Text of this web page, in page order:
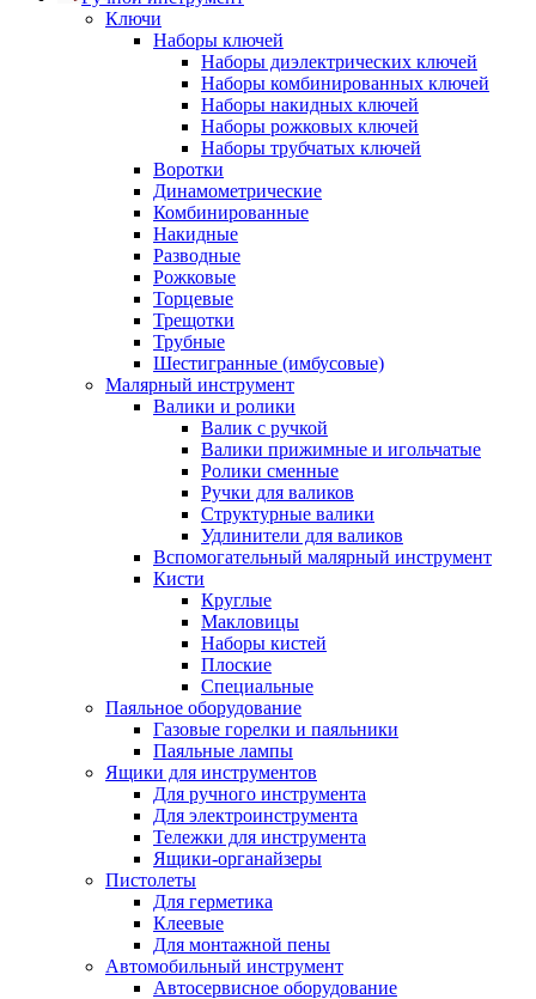
Ключи
Наборы ключей
Наборы диэлектрических ключей
Наборы комбинированных ключей
Наборы накидных ключей
Наборы рожковых ключей
Наборы трубчатых ключей
Воротки
Динамометрические
Комбинированные
Накидные
Разводные
Рожковые
Торцевые
Трещотки
Трубные
Шестигранные (имбусовые)
Малярный инструмент
Валики и ролики
Валик с ручкой
Валики прижимные и игольчатые
Ролики сменные
Ручки для валиков
Структурные валики
Удлинители для валиков
Вспомогательный малярный инструмент
Кисти
Круглые
Макловицы
Наборы кистей
Плоские
Специальные
Паяльное оборудование
Газовые горелки и паяльники
Паяльные лампы
Ящики для инструментов
Для ручного инструмента
Для электроинструмента
Тележки для инструмента
Ящики-органайзеры
Пистолеты
Для герметика
Клеевые
Для монтажной пены
Автомобильный инструмент
Автосервисное оборудование